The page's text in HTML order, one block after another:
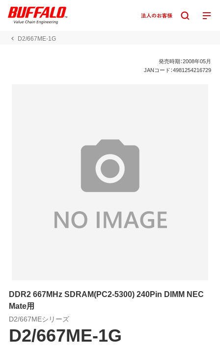
D2/667ME-1G
発売時期：2008年05月
JANコード：4981254216729
DDR2 667MHz SDRAM(PC2-5300) 240Pin DIMM NEC
Mate用
D2/667MEシリーズ
D2/667ME-1G